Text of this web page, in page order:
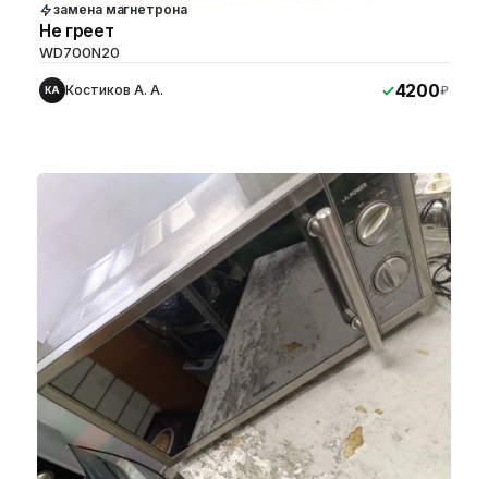
замена магнетрона
Не греет
WD700N20
КА Костиков А. А. 4200₽